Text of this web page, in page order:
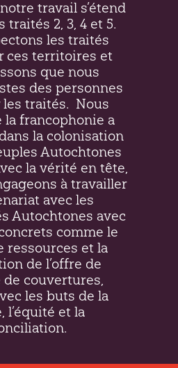
travail s’étend
traités 2, 3, 4 et 5.
les traités
ces territoires et
que nous
des personnes
traités. Nous
la francophonie a
la colonisation
Autochtones
la vérité en tête,
à travailler
avec les
Autochtones avec
comme le
ressources et la
de l’offre de
de couvertures,
les buts de la
l’équité et la